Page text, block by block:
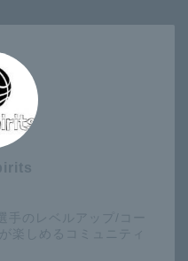
手のレベルアップ/コー
楽しめるコミュニティ